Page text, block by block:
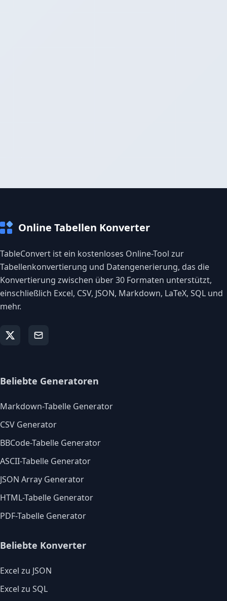
Online Tabellen Konverter
TableConvert ist ein kostenloses Online-Tool zur
Tabellenkonvertierung und Datengenerierung, das die
Konvertierung zwischen über 30 Formaten unterstützt,
einschließlich Excel, CSV, JSON, Markdown, LaTeX, SQL und
mehr.
Beliebte Generatoren
Markdown-Tabelle Generator
CSV Generator
BBCode-Tabelle Generator
ASCII-Tabelle Generator
JSON Array Generator
HTML-Tabelle Generator
PDF-Tabelle Generator
Beliebte Konverter
Excel zu JSON
Excel zu SQL